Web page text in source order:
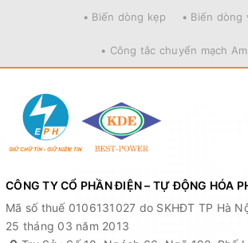
• Biến dòng kẹp • Biến dòng
• Công tắc chuyển mạch
CÔNG TY CỔ PHẦN ĐIỆN – TỰ ĐỘNG HÓA
Mã số thuế 0106131027 do SKHĐT TP Hà
25 tháng 03 năm 2013